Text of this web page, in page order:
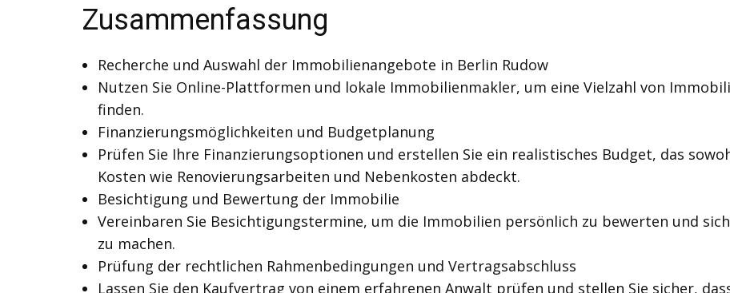
Zusammenfassung
Recherche und Auswahl der Immobilienangebote in Berlin Rudow
Nutzen Sie Online-Plattformen und lokale Immobilienmakler, um eine Vielzahl von
finden.
Finanzierungsmöglichkeiten und Budgetplanung
Prüfen Sie Ihre Finanzierungsoptionen und erstellen Sie ein realistisches Budget, das
Kosten wie Renovierungsarbeiten und Nebenkosten abdeckt.
Besichtigung und Bewertung der Immobilie
Vereinbaren Sie Besichtigungstermine, um die Immobilien persönlich zu bewerten und
zu machen.
Prüfung der rechtlichen Rahmenbedingungen und Vertragsabschluss
Lassen Sie den Kaufvertrag von einem erfahrenen Anwalt prüfen und stellen Sie sicher,